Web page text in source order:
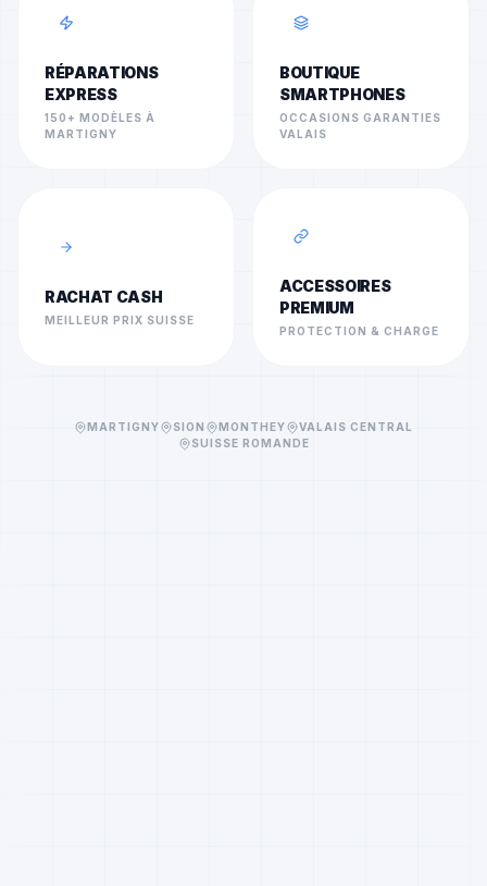
RÉPARATIONS
EXPRESS
150+ MODÈLES À
MARTIGNY
BOUTIQUE
SMARTPHONES
OCCASIONS GARANTIES
VALAIS
RACHAT CASH
MEILLEUR PRIX SUISSE
ACCESSOIRES
PREMIUM
PROTECTION & CHARGE
MARTIGNY SION MONTHEY
VALAIS CENTRAL
SUISSE ROMANDE